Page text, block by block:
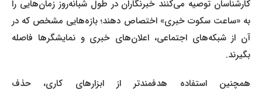
کارشناسان توصیه می‌کنند خبرنگاران در طول شبانه‌روز زمان‌هایی را
به «ساعت سکوت خبری» اختصاص دهند؛ بازه‌هایی مشخص که در
آن از شبکه‌های اجتماعی، اعلان‌های خبری و نمایشگرها فاصله
بگیرند.
همچنین استفاده هدفمندتر از ابزارهای کاری، حذف